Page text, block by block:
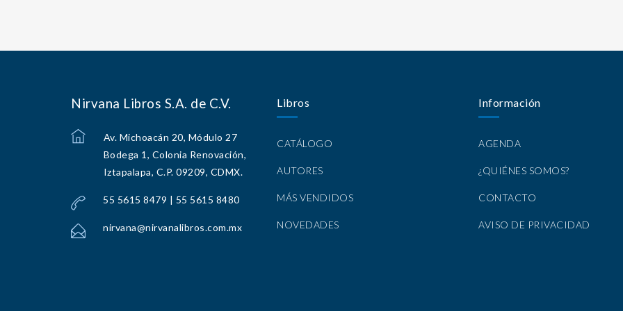
Nirvana Libros S.A. de C.V.
Av. Michoacán 20, Módulo 27
Bodega 1, Colonia Renovación,
Iztapalapa, C.P. 09209, CDMX.
55 5615 8479 | 55 5615 8480
nirvana@nirvanalibros.com.mx
Libros
CATÁLOGO
AUTORES
MÁS VENDIDOS
NOVEDADES
Información
AGENDA
¿QUIÉNES SOMOS?
CONTACTO
AVISO DE PRIVACIDAD